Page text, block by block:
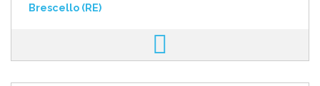
Brescello (RE)